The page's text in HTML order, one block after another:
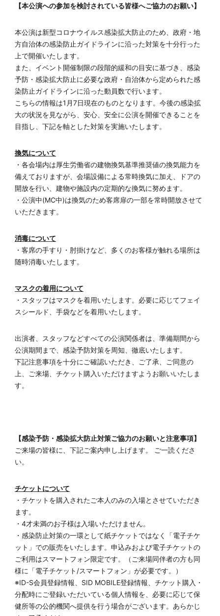
【本公演への参加を検討されている皆様へご協力のお願い】
本公演は新型コロナウイルス感染拡大防止のため、政府・地
方自治体の感染防止ガイドラインに沿った対策を十分行った
上で開催いたします。
また、イベント開催制限の段階的緩和の目安に基づき、感染
予防・感染拡大防止に必要な政府・自治体から定められた感
染防止ガイドラインに沿った動員数で行います。
こちらの情報は1月7日現在のものとなります。今後の感染拡
大の状況を見ながら、安心、安全に公演を開催できることを
目指し、下記を軸とした対策を実施いたします。
換気について
・各会場内は厚生労働省の建物換気基準推奨値の換気能力を
備えておりますが、会場設備による常時換気に加え、ドアの
開放を行い、建物や施設内の定期的な換気に努めます。
・公演中(MC中)は換気のため客席扉の一部を常時開放させて
いただきます。
消毒について
・客席の手すり・肘掛けなど、多くのお客様が触れる場所は
随時消毒いたします。
マスクの着用について
・スタッフはマスクを着用いたします。必要に応じてフェイ
スシールド、手袋などを着用いたします。
出演者、スタッフなどすべての公演関係者は、準備期間から
公演期間まで、感染予防対策を周知、徹底いたします。
下記注意事項を十分にご確認いただき、ご了承、ご同意の
上、ご来場、チケット購入いただけますようお願いいたしま
す。
【感染予防・感染拡大防止対策ご協力のお願いと注意事項】
ご来場の皆様に、下記ご案内申し上げます。 ご一読くださ
い。
チケットについて
・チケットを購入されたご本人のみの入場とさせていただき
ます。
・4才未満のお子様は入場いただけません。
・感染防止対策の一環として紙チケットではなく「電子チケ
ット」での販売をいたします。申込みおよび電子チケットの
ご利用はスマートフォン限定です。（ご来場同伴者の方も同
様に「電子チケット/スマートフォン」が必要です。）
※ID-S会員登録情報、SID MOBILE登録情報、チケット購入・
分配時にご登録いただいている個人情報を、必要に応じて保
健所等の公的機関へ提供を行う場合がございます。あらかじ